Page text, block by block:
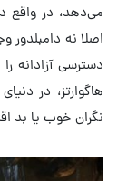
می‌دهد، در واقع
اصلا نه
دسترسی آزادانه
هاگوارتز، در
نگران خوب یا بد